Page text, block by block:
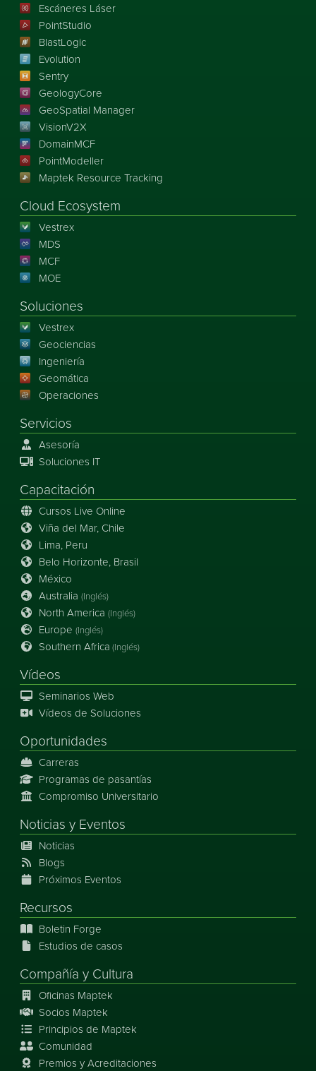
Escáneres Láser
PointStudio
BlastLogic
Evolution
Sentry
GeologyCore
GeoSpatial Manager
VisionV2X
DomainMCF
PointModeller
Maptek Resource Tracking
Cloud Ecosystem
Vestrex
MDS
MCF
MOE
Soluciones
Vestrex
Geociencias
Ingeniería
Geomática
Operaciones
Servicios
Asesoría
Soluciones IT
Capacitación
Cursos Live Online
Viña del Mar, Chile
Lima, Peru
Belo Horizonte, Brasil
México
Australia (Inglés)
North America (Inglés)
Europe (Inglés)
Southern Africa (Inglés)
Vídeos
Seminarios Web
Vídeos de Soluciones
Oportunidades
Carreras
Programas de pasantías
Compromiso Universitario
Noticias y Eventos
Noticias
Blogs
Próximos Eventos
Recursos
Boletin Forge
Estudios de casos
Compañía y Cultura
Oficinas Maptek
Socios Maptek
Principios de Maptek
Comunidad
Premios y Acreditaciones